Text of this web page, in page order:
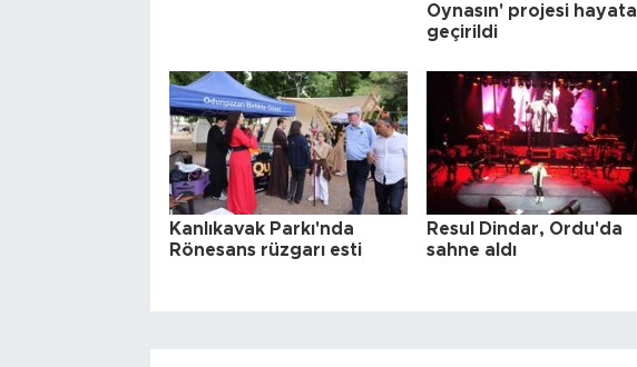
Oynasın' projesi hayata
geçirildi
Kanlıkavak Parkı'nda
Rönesans rüzgarı esti
Resul Dindar, Ordu'da
sahne aldı